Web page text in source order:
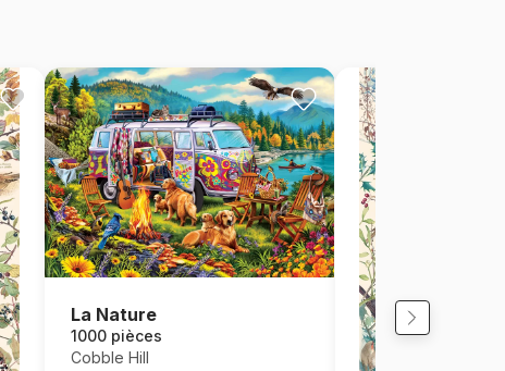
La Nature
1000 pièces
Cobble Hill